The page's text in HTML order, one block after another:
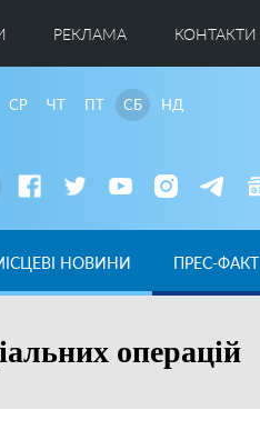
РЕКЛАМА КОНТАКТИ
СР ЧТ ПТ СБ НД
НОВИНИ ПРЕС-ФАКТ
операцій